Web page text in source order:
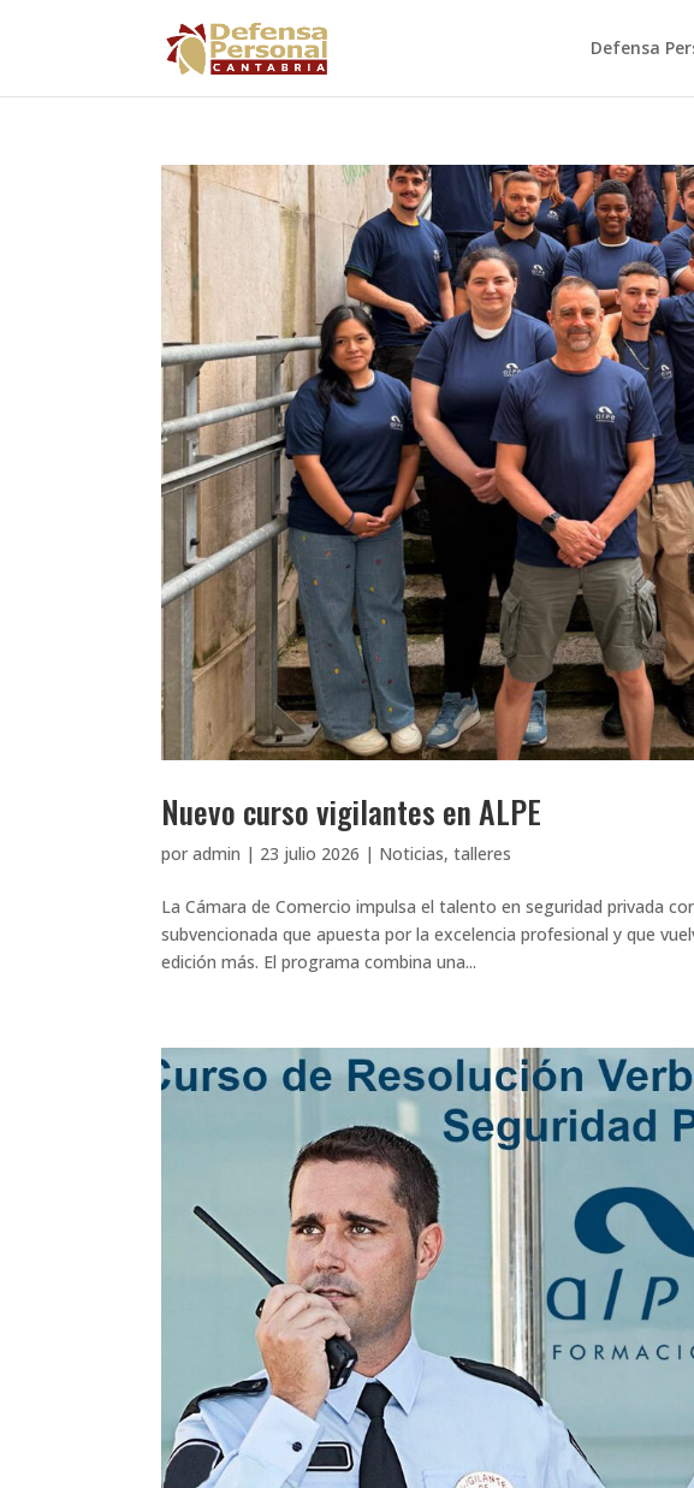
Defensa
Nuevo curso vigilantes en ALPE
poradmin | 23 julio 2026 | Noticias,talleres
La Cámara de Comercio impulsa el talento en seguridad privada
subvencionada que apuesta por la excelencia profesional y que
edición más. El programa combina una...